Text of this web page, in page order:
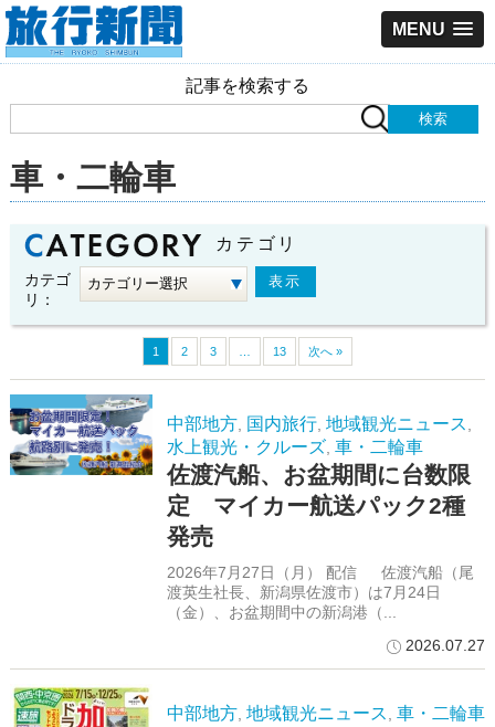
MENU
記事を検索する
車・二輪車
カテゴリ
カテゴ
リ：
1 2 3 13 次へ »
中部地方, 国内旅行, 地域観光ニュース,
水上観光・クルーズ, 車・二輪車
佐渡汽船、お盆期間に台数限
定 マイカー航送パック2種
発売
2026年7月27日（月） 配信 佐渡汽船（尾
渡英生社長、新潟県佐渡市）は7月24日
（金）、お盆期間中の新潟港（...
2026.07.27
中部地方, 地域観光ニュース, 車・二輪車